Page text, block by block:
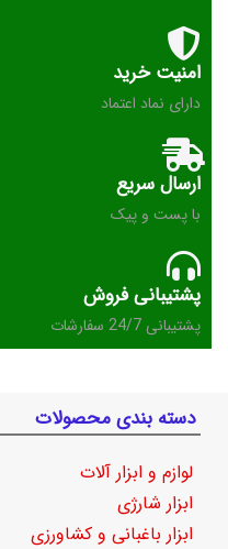
امنیت خرید
دارای نماد اعتماد
ارسال سریع
با پست و پیک
پشتیبانی فروش
پشتیبانی 24/7 سفارشات
دسته بندی محصولات
لوازم و ابزار آلات
ابزار شارژی
ابزار باغبانی و کشاورزی